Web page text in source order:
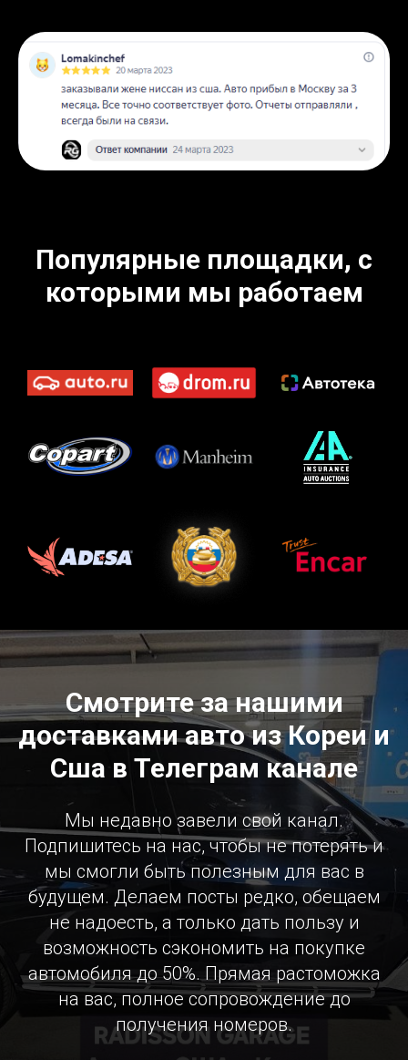
Популярные площадки, с
которыми мы работаем
Смотрите за нашими
доставками авто из Кореи и
Сша в Телеграм канале
Мы недавно завели свой канал.
Подпишитесь на нас, чтобы не потерять и
мы смогли быть полезным для вас в
будущем. Делаем посты редко, обещаем
не надоесть, а только дать пользу и
возможность сэкономить на покупке
автомобиля до 50%. Прямая растоможка
на вас, полное сопровождение до
получения номеров.